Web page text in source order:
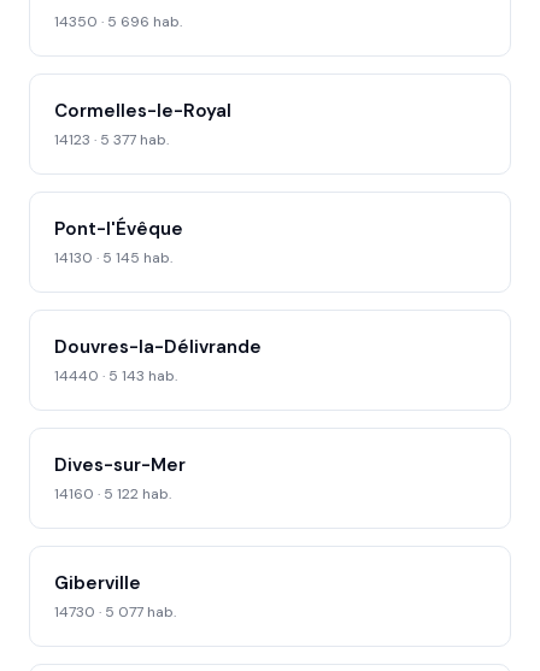
14350 · 5 696 hab.
Cormelles-le-Royal
14123 · 5 377 hab.
Pont-l'Évêque
14130 · 5 145 hab.
Douvres-la-Délivrande
14440 · 5 143 hab.
Dives-sur-Mer
14160 · 5 122 hab.
Giberville
14730 · 5 077 hab.